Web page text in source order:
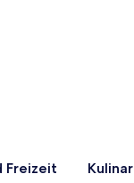
Freizeit